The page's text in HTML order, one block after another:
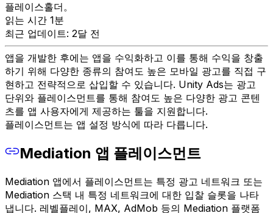
플레이스홀더。
읽는 시간 1분
최근 업데이트: 2달 전
앱을 개발한 후에는 앱을 수익화하고 이를 통해 수익을 창출
하기 위해 다양한 종류의 참여도 높은 모바일 광고를 직접 구
현하고 전략적으로 삽입할 수 있습니다. Unity Ads는 광고
단위와 플레이스먼트를 통해 참여도 높은 다양한 광고 콘텐
츠를 앱 사용자에게 제공하는 툴을 지원합니다.
플레이스먼트는 앱 설정 방식에 따라 다릅니다.
Mediation 앱 플레이스먼트
Mediation 앱에서 플레이스먼트는 특정 광고 네트워크 또는
Mediation 스택 내 특정 네트워크에 대한 입찰 슬롯을 나타
냅니다. 레벨플레이, MAX, AdMob 등의 Mediation 플랫폼